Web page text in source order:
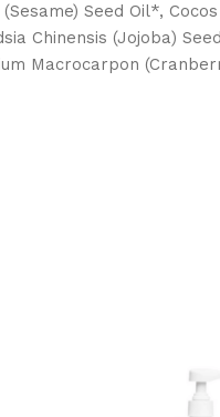
Seed Oil*,
Chinensis (Jojoba)
Macrocarpon